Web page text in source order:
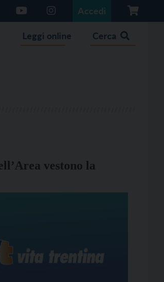
Accedi
Leggi online Cerca
vestono la